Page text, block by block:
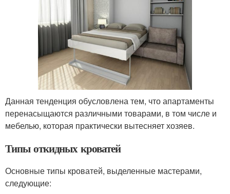
Данная тенденция обусловлена тем, что апартаменты
перенасыщаются различными товарами, в том числе и
мебелью, которая практически вытесняет хозяев.
Типы откидных кроватей
Основные типы кроватей, выделенные мастерами,
следующие: